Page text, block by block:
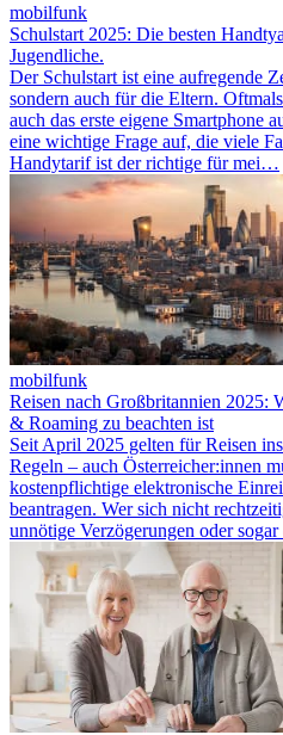
mobilfunk
Schulstart 2025: Die besten
Jugendliche.
Der Schulstart ist eine aufregende
sondern auch für die Eltern.
auch das erste eigene Smartphone
eine wichtige Frage auf, die viele
Handytarif ist der richtige für mei…
mobilfunk
Reisen nach Großbritannien 2025:
& Roaming zu beachten ist
Seit April 2025 gelten für Reisen
Regeln – auch Österreicher:innen
kostenpflichtige elektronische
beantragen. Wer sich nicht
unnötige Verzögerungen oder